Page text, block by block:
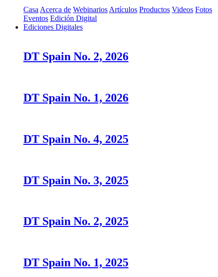
Casa Acerca de Webinarios Artículos Productos Videos Fotos
Eventos Edición Digital
Ediciones Digitales
DT Spain No. 2, 2026
DT Spain No. 1, 2026
DT Spain No. 4, 2025
DT Spain No. 3, 2025
DT Spain No. 2, 2025
DT Spain No. 1, 2025